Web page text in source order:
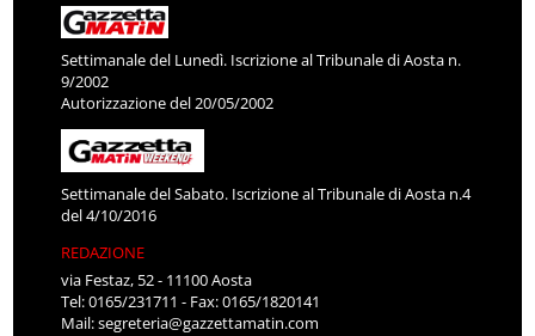
Settimanale del Lunedì. Iscrizione al Tribunale di Aosta n.
9/2002
Autorizzazione del 20/05/2002
Settimanale del Sabato. Iscrizione al Tribunale di Aosta n.4
del 4/10/2016
REDAZIONE
via Festaz, 52 - 11100 Aosta
Tel: 0165/231711 - Fax: 0165/1820141
Mail:segreteria@gazzettamatin.com